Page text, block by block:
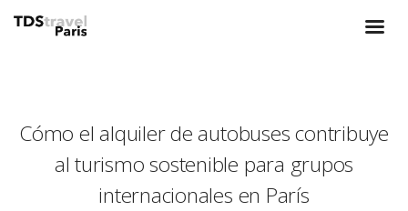
Cómo el alquiler de autobuses contribuye
al turismo sostenible para grupos
internacionales en París